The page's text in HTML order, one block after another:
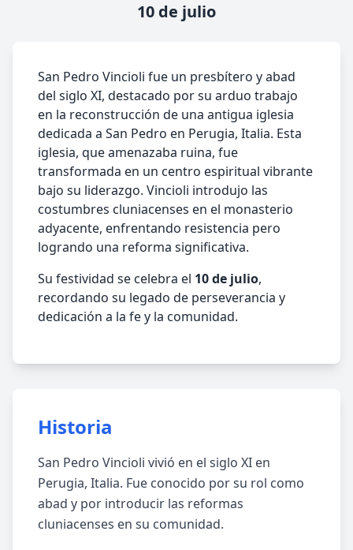
10 de julio
San Pedro Vincioli fue un presbítero y abad
del siglo XI, destacado por su arduo trabajo
en la reconstrucción de una antigua iglesia
dedicada a San Pedro en Perugia, Italia. Esta
iglesia, que amenazaba ruina, fue
transformada en un centro espiritual vibrante
bajo su liderazgo. Vincioli introdujo las
costumbres cluniacenses en el monasterio
adyacente, enfrentando resistencia pero
logrando una reforma significativa.
Su festividad se celebra el 10 de julio,
recordando su legado de perseverancia y
dedicación a la fe y la comunidad.
Historia
San Pedro Vincioli vivió en el siglo XI en
Perugia, Italia. Fue conocido por su rol como
abad y por introducir las reformas
cluniacenses en su comunidad.